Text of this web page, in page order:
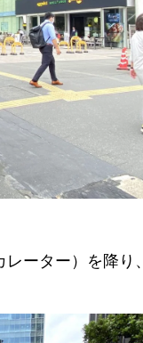
ーター）を降り